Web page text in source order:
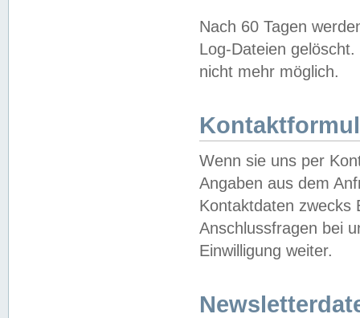
Nach 60 Tagen
Log-Dateien
nicht mehr möglich.
Wenn sie uns per
Angaben aus dem
Kontaktdaten zwecks
Anschlussfragen bei
Einwilligung weiter.